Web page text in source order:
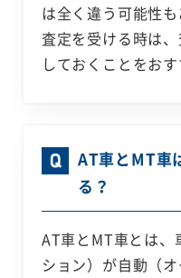
は全く違う可能性
査定を受ける時は
しておくことをおす
AT車とMT車
る？
AT車とMT車とは、
ション）が自動（